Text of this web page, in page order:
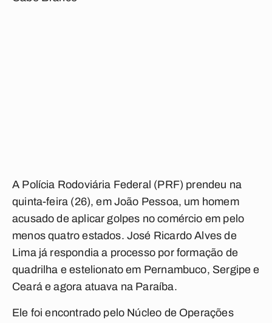
A Polícia Rodoviária Federal (PRF) prendeu na
quinta-feira (26), em João Pessoa, um homem
acusado de aplicar golpes no comércio em pelo
menos quatro estados. José Ricardo Alves de
Lima já respondia a processo por formação de
quadrilha e estelionato em Pernambuco, Sergipe e
Ceará e agora atuava na Paraíba.
Ele foi encontrado pelo Núcleo de Operações